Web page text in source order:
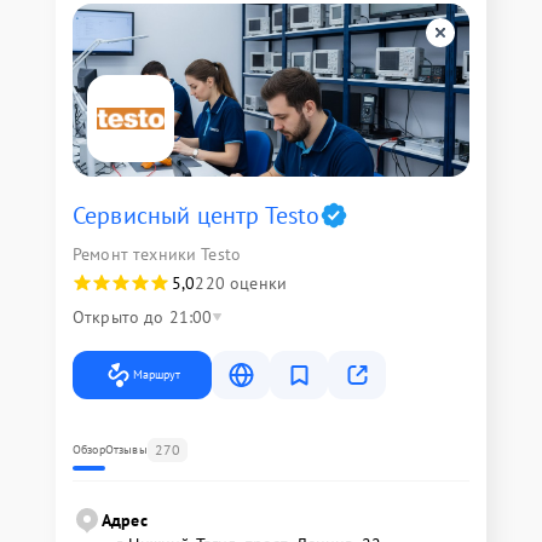
Сервисный центр Testo
Ремонт техники Testo
5,0220 оценки
Открыто до 21:00
Маршрут
ОбзорОтзывы 270
Адрес